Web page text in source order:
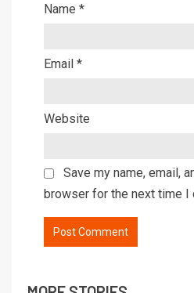
Name *
Email *
Website
Save my name, email,
browser for the next time I